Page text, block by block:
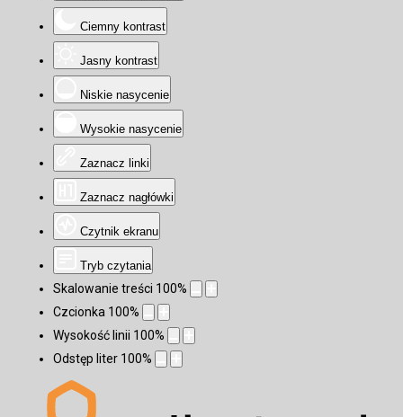
Ciemny kontrast
Jasny kontrast
Niskie nasycenie
Wysokie nasycenie
Zaznacz linki
Zaznacz nagłówki
Czytnik ekranu
Tryb czytania
Skalowanie treści 100%
Czcionka 100%
Wysokość linii 100%
Odstęp liter 100%